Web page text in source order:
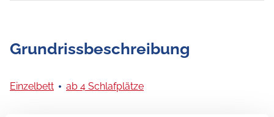
Grundrissbeschreibung
Einzelbett ab 4 Schlafplätze